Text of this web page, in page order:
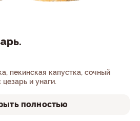
пекинская капустка, сочный
и унаги.
полностью